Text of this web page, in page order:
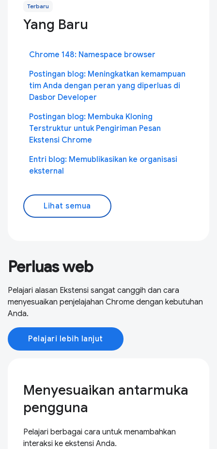
Terbaru
Yang Baru
Chrome 148: Namespace browser
Postingan blog: Meningkatkan kemampuan
tim Anda dengan peran yang diperluas di
Dasbor Developer
Postingan blog: Membuka Kloning
Terstruktur untuk Pengiriman Pesan
Ekstensi Chrome
Entri blog: Memublikasikan ke organisasi
eksternal
Lihat semua
Perluas web
Pelajari alasan Ekstensi sangat canggih dan cara
menyesuaikan penjelajahan Chrome dengan kebutuhan
Anda.
Pelajari lebih lanjut
Menyesuaikan antarmuka
pengguna
Pelajari berbagai cara untuk menambahkan
interaksi ke ekstensi Anda.